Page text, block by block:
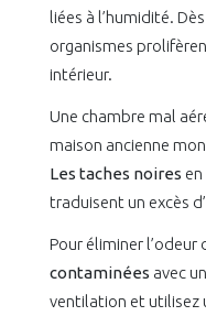
liées à l’humidité.
organismes
intérieur.
Une chambre mal
maison ancienne
Les taches noires
traduisent un excès
Pour éliminer l’odeur
contaminées avec
ventilation et utilisez